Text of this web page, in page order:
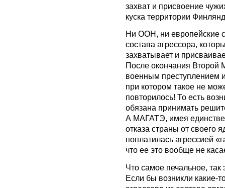
захват и присвоение
куска территории
Ни ООН, ни европейские
состава агрессора,
захватывает и
После окончания Второй
военным преступлением
при котором такое не
повторилось! То есть
обязана принимать
А МАГАТЭ, имея
отказа страны от своего
поплатилась агрессией
что ее это вообще не
Что самое печальное, так
Если бы возникли какие-